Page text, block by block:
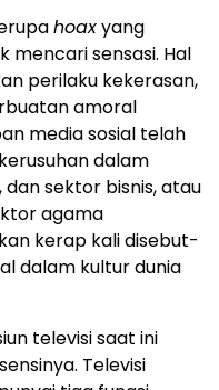
hoaxyang
mencari sensasi. Hal
perilaku kekerasan,
amoral
media sosial telah
dalam
sektor bisnis, atau
agama
kerap kali disebut-
dalam kultur dunia
televisi saat ini
Televisi